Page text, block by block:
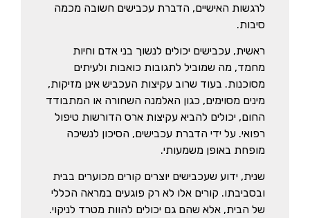
לרגשות האישיים, הדברת עכבישים חשובה מכמה
סיבות.
ראשית, עכבישים יכולים לנשוך בני אדם וחיות
מחמד, מה שמוביל לתגובות כואבות ולעיתים
מסוכנות. בעוד שרוב עקיצות העכביש אינן מזיקות,
מינים מסוימים, כגון האלמנה השחורה או המתבודד
החום, יכולים להביא עקיצות ארס הדורשות טיפול
רפואי. על ידי הדברת עכבישים, הסיכון לנשיכה
מופחת באופן משמעותי.
שנית, ידוע שעכבישים יוצרים קורים מכוערים בבית
ובסביבתו. קורים אלו לא רק פוגעים במראה הכללי
של הבית, אלא שהם גם יכולים להוות מטרד לניקוי.